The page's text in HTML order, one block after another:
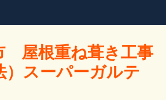
屋根重ね葺き工事
）スーパーガルテ